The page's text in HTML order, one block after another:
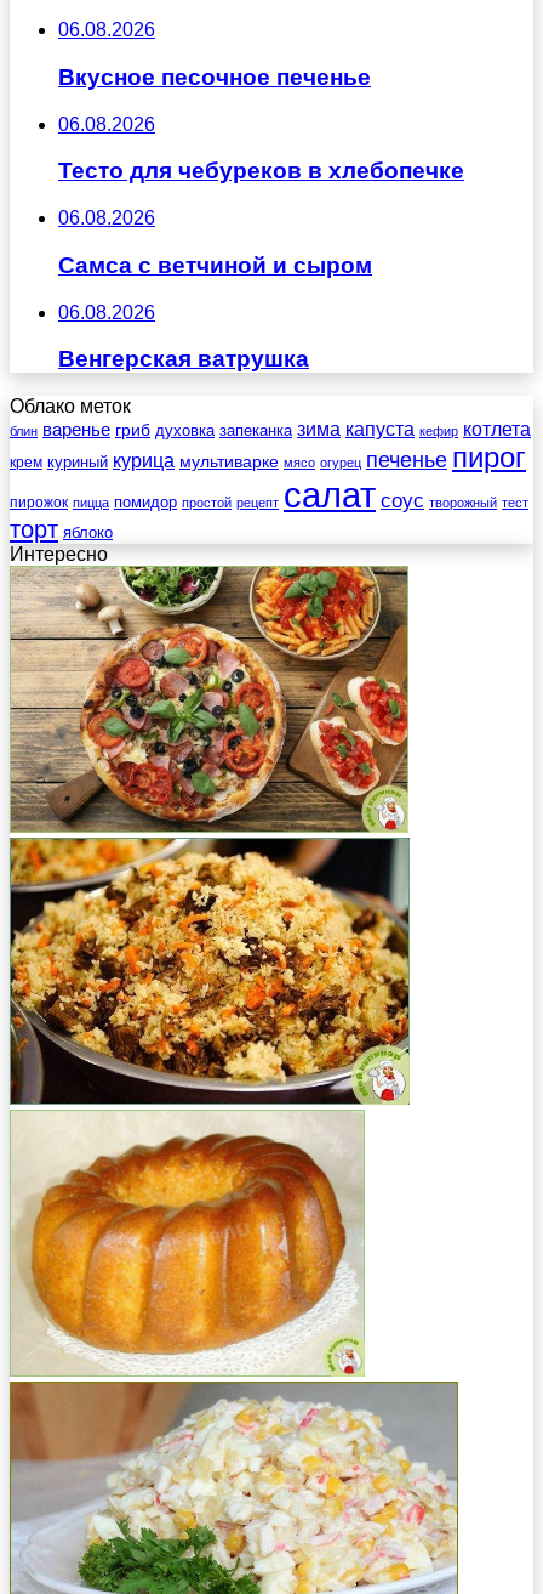
06.08.2026
Вкусное песочное печенье
06.08.2026
Тесто для чебуреков в хлебопечке
06.08.2026
Самса с ветчиной и сыром
06.08.2026
Венгерская ватрушка
Облако меток
блин варенье гриб духовка запеканка зима капуста кефир котлета
крем куриный курица мультиварке мясо огурец печенье пирог
пирожок пицца помидор простой рецепт салат соус творожный тест
торт яблоко
Интересно